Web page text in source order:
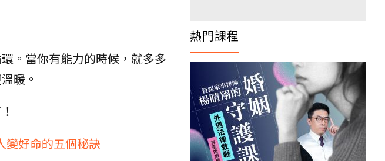
。當你有能力的時候，就多多
暖。
變好命的五個秘訣
熱門課程